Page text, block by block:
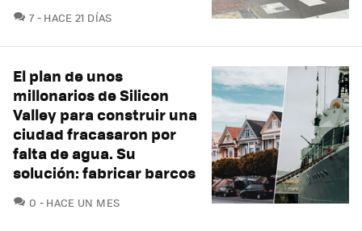
7COMENTARIOS
HACE 21 DÍAS
El plan de unos
millonarios de Silicon
Valley para construir una
ciudad fracasaron por
falta de agua. Su
solución: fabricar barcos
0 COMENTARIOS
HACE UN MES